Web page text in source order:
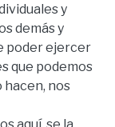
y
demás y
poder ejercer
que podemos
hacen, nos